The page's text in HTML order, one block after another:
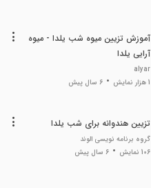
آموزش تزیین میوه شب یلدا - میوه
آرایی یلدا
alyar
1 هزار نمایش
6 سال پیش
تزیین هندوانه برای شب یلدا
گروه برنامه نویسی الوند
106 نمایش
6 سال پیش